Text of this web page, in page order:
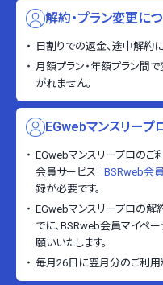
解約・プラン変更に
日割りでの返金、途中解約
月額プラン・年額プラン間
がれません。
EGwebマンスリープ
EGwebマンスリープロのご
会員サービス「 BSRweb会員
録が必要です。
EGwebマンスリープロの解
でに、BSRweb会員マイペ
願いいたします。
毎月26日に翌月分のご利用